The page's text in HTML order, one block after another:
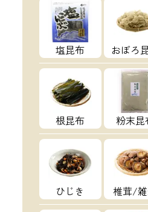
塩昆布 おぼろ
根昆布 粉末昆
ひじき 椎茸/